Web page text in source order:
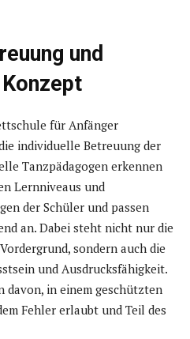
und
für Anfänger
individuelle Betreuung der
Tanzpädagogen erkennen
Lernniveaus und
der Schüler und passen
an. Dabei steht nicht nur die
sondern auch die
und Ausdrucksfähigkeit.
davon, in einem geschützten
Fehler erlaubt und Teil des